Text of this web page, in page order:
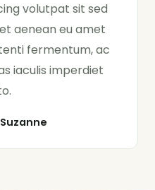
volutpat sit sed
aenean eu amet
fermentum, ac
iaculis imperdiet